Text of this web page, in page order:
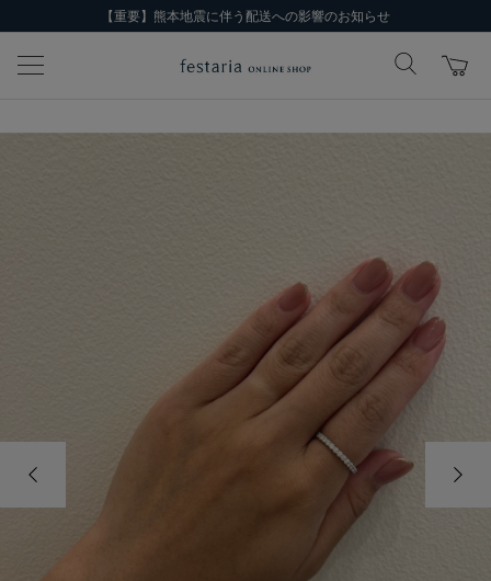
【重要】熊本地震に伴う配送への影響のお知らせ